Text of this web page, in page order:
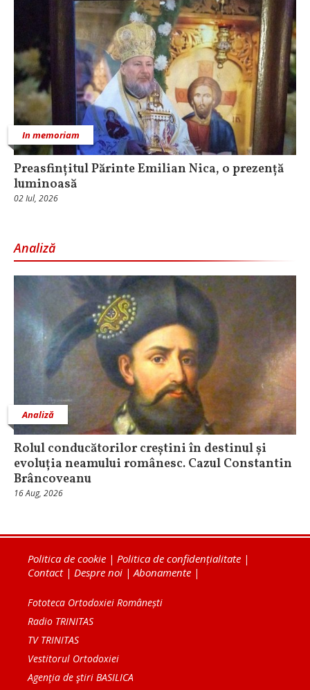
In memoriam
Preasfințitul Părinte Emilian Nica, o prezență
luminoasă
02 Iul, 2026
Analiză
Analiză
Rolul conducătorilor creștini în destinul și
evoluția neamului românesc. Cazul Constantin
Brâncoveanu
16 Aug, 2026
Politica de cookie | Politica de confidențialitate |
Contact| Despre noi | Abonamente |
Fototeca Ortodoxiei Românești
Radio TRINITAS
TV TRINITAS
Vestitorul Ortodoxiei
Agenţia de ştiri BASILICA